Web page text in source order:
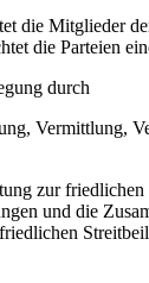
die Mitglieder
die Parteien
durch
Vermittlung,
zur
und die